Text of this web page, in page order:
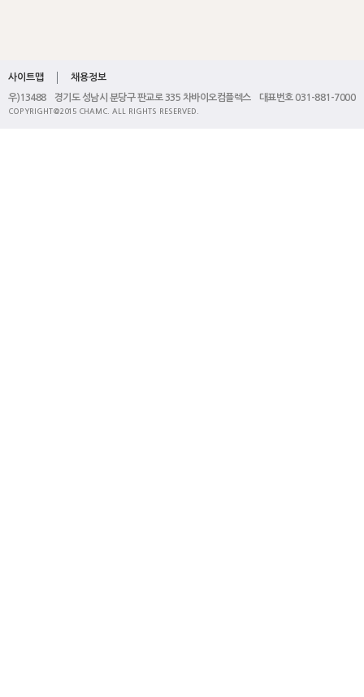
사이트맵 채용정보
우)13488 경기도 성남시 분당구 판교로 335 차바이오컴플렉스 대표번호 031-881-7000
COPYRIGHT@2015 CHAMC. ALL RIGHTS RESERVED.